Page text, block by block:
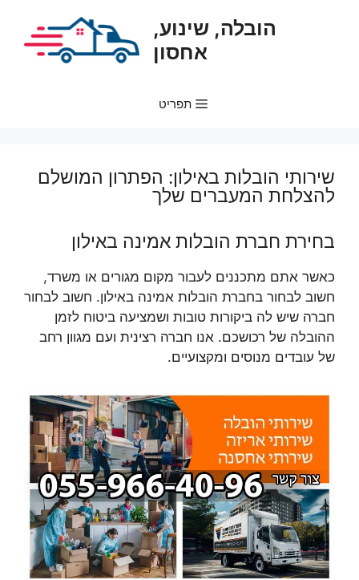
הובלה, שינוע,
אחסון
תפריט
שירותי הובלות באילון: הפתרון המושלם
להצלחת המעברים שלך
בחירת חברת הובלות אמינה באילון
כאשר אתם מתכננים לעבור מקום מגורים או משרד,
חשוב לבחור בחברת הובלות אמינה באילון. חשוב לבחור
חברה שיש לה ביקורות טובות ושמציעה ביטוח לזמן
ההובלה של רכושכם. אנו חברה רצינית ועם מגוון רחב
של עובדים מנוסים ומקצועיים.